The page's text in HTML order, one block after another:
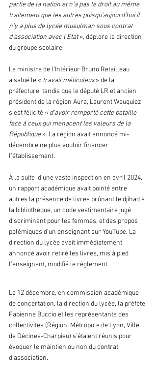
partie de la nation et n’a pas le droit au même
traitement que les autres puisqu’aujourd’hui il
n’y a plus de lycée musulman sous contrat
d’association avec l’Etat », déplore la direction
du groupe scolaire.
Le ministre de l’Intérieur Bruno Retailleau
a salué le « travail méticuleux » de la
préfecture, tandis que le député LR et ancien
président de la région Aura, Laurent Wauquiez
s’est félicité « d’avoir remporté cette bataille
face à ceux qui menacent les valeurs de la
République ». La région avait annoncé mi-
décembre ne plus vouloir financer
l’établissement.
À la suite  d’une vaste inspection en avril 2024,
un rapport académique avait pointé entre
autres la présence de livres prônant le djihad à
la bibliothèque, un code vestimentaire jugé
discriminant pour les femmes, et des propos
polémiques d’un enseignant sur YouTube. La
direction du lycée avait immédiatement
annoncé avoir retiré les livres, mis à pied
l’enseignant, modifié le règlement.
Le 12 décembre, en commission académique
de concertation, la direction du lycée, la préfète
Fabienne Buccio et les représentants des
collectivités (Région, Métropole de Lyon, Ville
de Décines-Charpieu) s'étaient réunis pour
évoquer le maintien ou non du contrat
d’association.